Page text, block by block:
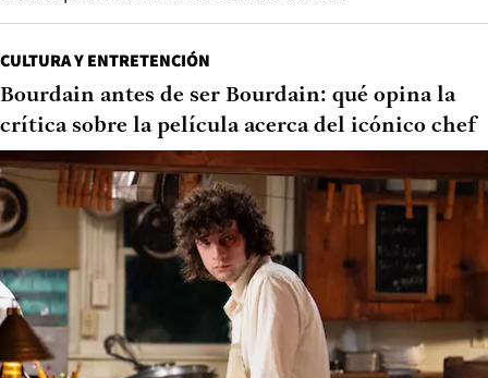
CULTURA Y ENTRETENCIÓN
Bourdain antes de ser Bourdain: qué opina la
crítica sobre la película acerca del icónico chef